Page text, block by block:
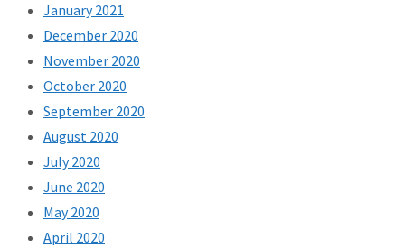
January 2021
December 2020
November 2020
October 2020
September 2020
August 2020
July 2020
June 2020
May 2020
April 2020